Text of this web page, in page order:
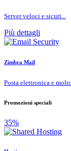
Server veloci e sicuri...
Più dettagli
Zimbra Mail
Posta elettronica e
Promozioni speciali
35%